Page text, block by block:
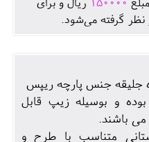
نظر گرفته می‌شود.
جلیقه جنس پارچه ریپس
و بوسیله زیپ قابل
باشند.
متناسب با طرح و